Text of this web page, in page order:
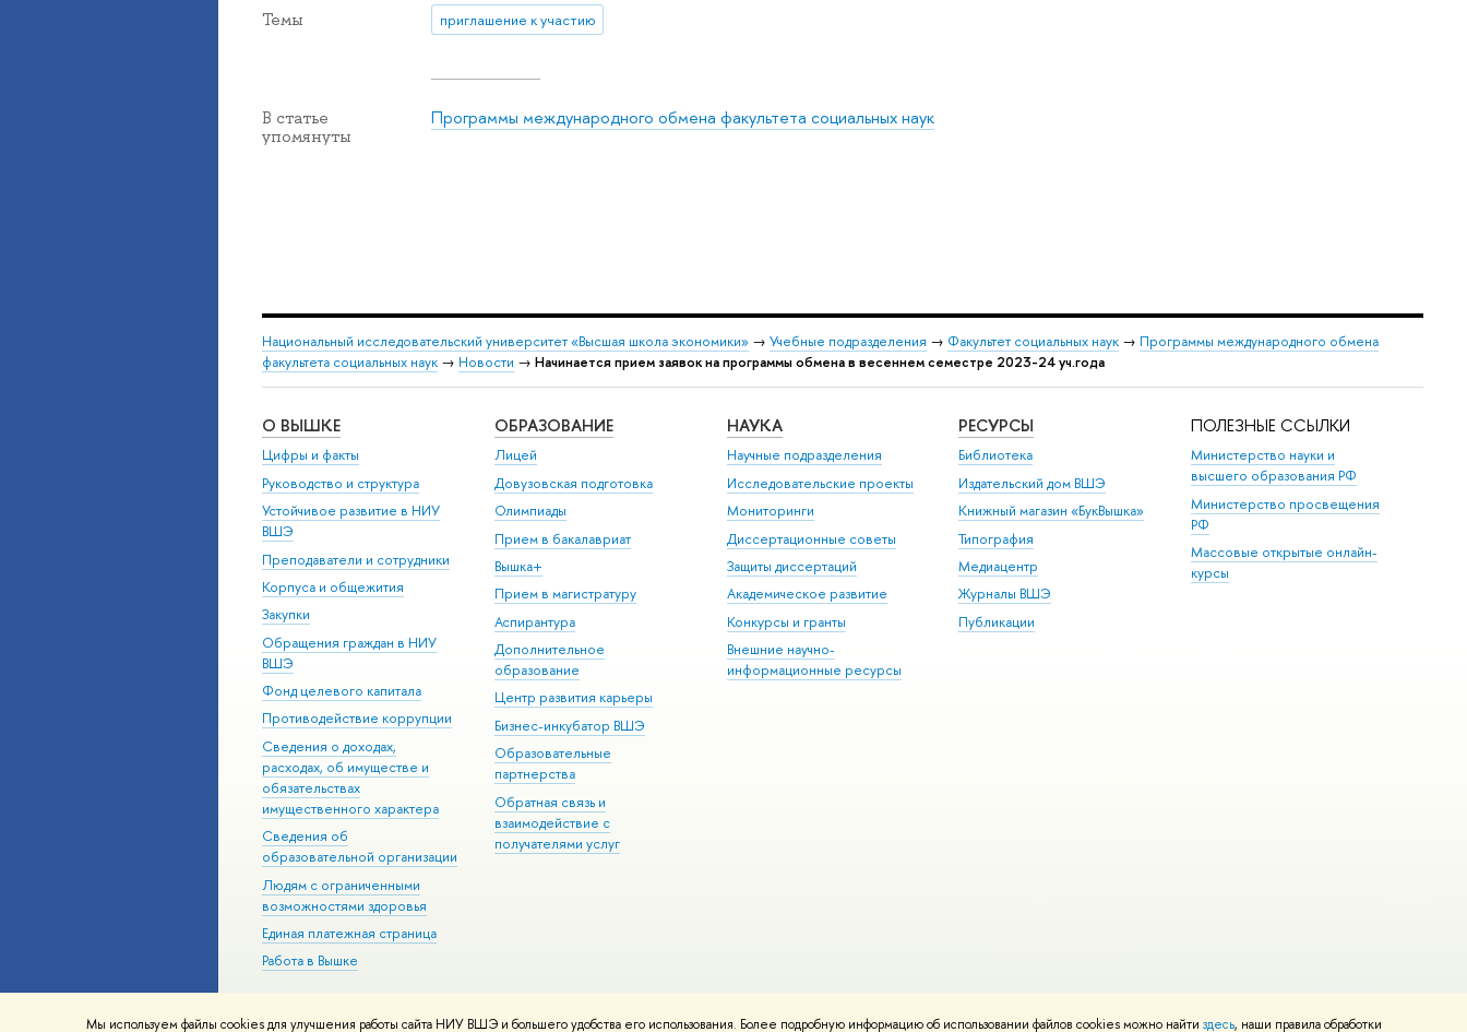
Мы используем файлы cookies для улучшения работы сайта НИУ ВШЭ и большего удобства его использования. Более подробную информацию об использовании файлов cookies можно найти здесь, наши правила обработки
Темы приглашение к участию
В статье
упомянуты
Программы международного обмена факультета социальных наук
Национальный исследовательский университет «Высшая школа экономики» → Учебные подразделения → Факультет социальных наук → Программы международного обмена
факультета социальных наук → Новости → Начинается прием заявок на программы обмена в весеннем семестре 2023-24 уч.года
О ВЫШКЕ
Цифры и факты
Руководство и структура
Устойчивое развитие в НИУ
ВШЭ
Преподаватели и сотрудники
Корпуса и общежития
Закупки
Обращения граждан в НИУ
ВШЭ
Фонд целевого капитала
Противодействие коррупции
Сведения о доходах,
расходах, об имуществе и
обязательствах
имущественного характера
Сведения об
образовательной организации
Людям с ограниченными
возможностями здоровья
Единая платежная страница
Работа в Вышке
ОБРАЗОВАНИЕ
Лицей
Довузовская подготовка
Олимпиады
Прием в бакалавриат
Вышка+
Прием в магистратуру
Аспирантура
Дополнительное
образование
Центр развития карьеры
Бизнес-инкубатор ВШЭ
Образовательные
партнерства
Обратная связь и
взаимодействие с
получателями услуг
НАУКА
Научные подразделения
Исследовательские проекты
Мониторинги
Диссертационные советы
Защиты диссертаций
Академическое развитие
Конкурсы и гранты
Внешние научно-
информационные ресурсы
РЕСУРСЫ
Библиотека
Издательский дом ВШЭ
Книжный магазин «БукВышка»
Типография
Медиацентр
Журналы ВШЭ
Публикации
ПОЛЕЗНЫЕ ССЫЛКИ
Министерство науки и
высшего образования РФ
Министерство просвещения
РФ
Массовые открытые онлайн-
курсы
© НИУ ВШЭ 1993–2026 Адреса и контакты Условия использования материалов Политика конфиденциальности Карта сайта